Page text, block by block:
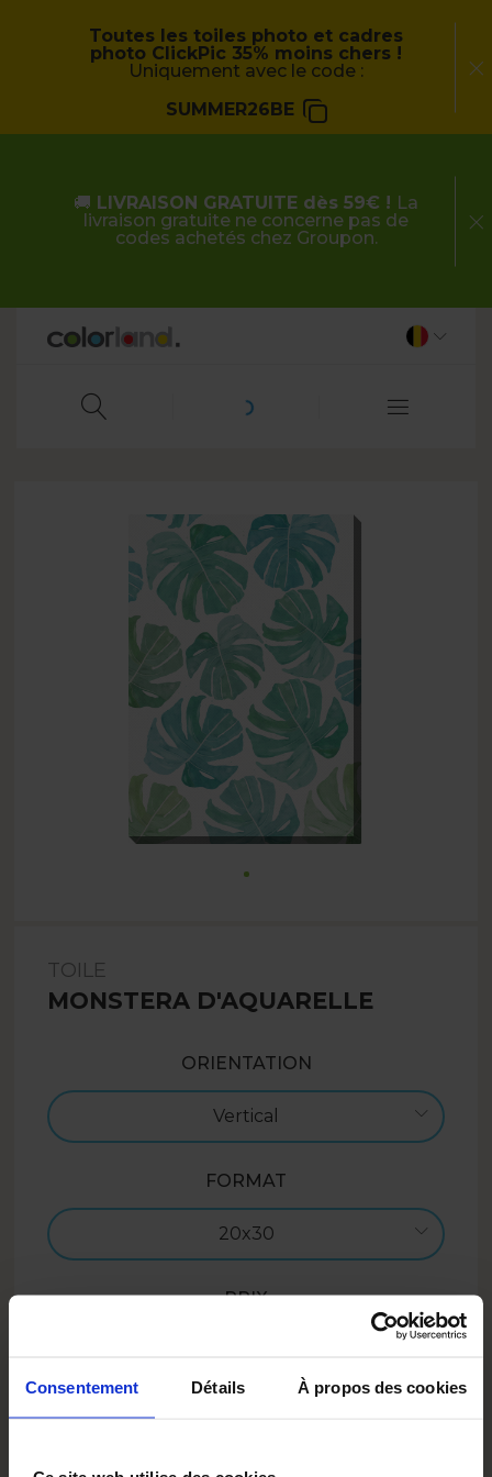
Consentement Détails À propos des cookies
Toutes les toiles photo et cadres
photo ClickPic 35% moins chers !
Uniquement avec le code :
SUMMER26BE
🚚 LIVRAISON GRATUITE dès 59€ ! La
livraison gratuite ne concerne pas de
codes achetés chez Groupon.
TOILE
MONSTERA D'AQUARELLE
ORIENTATION
Vertical
FORMAT
20x30
PRIX
Ajouter au panier